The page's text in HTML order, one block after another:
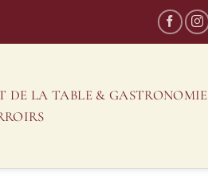
DE LA TABLE & GASTRONOMIE